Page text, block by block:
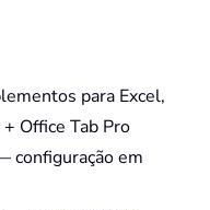
para Excel,
Office Tab Pro
configuração em